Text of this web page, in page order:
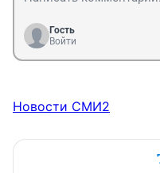
Гость
Войти
Новости СМИ2